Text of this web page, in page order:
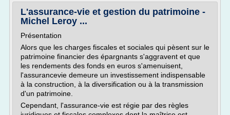
L'assurance-vie et gestion du patrimoine -
Michel Leroy ...
Présentation
Alors que les charges fiscales et sociales qui pèsent sur le
patrimoine financier des épargnants s'aggravent et que
les rendements des fonds en euros s'amenuisent,
l'assurancevie demeure un investissement indispensable
à la construction, à la diversification ou à la transmission
d'un patrimoine.
Cependant, l'assurance-vie est régie par des règles